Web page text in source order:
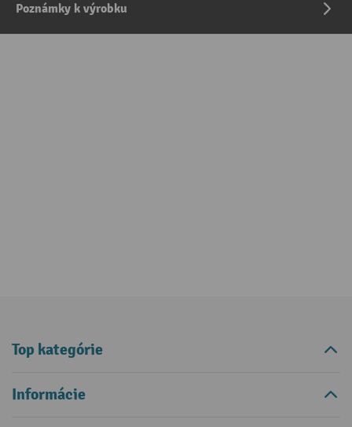
Poznámky k výrobku
Top kategórie
Informácie